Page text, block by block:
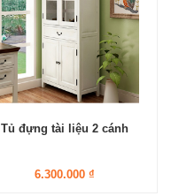
Tủ đựng tài liệu 2 cánh
6.300.000 ₫